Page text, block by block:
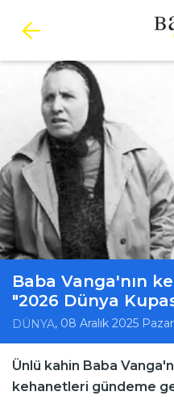
Baba Vanga'nın
"2026 Dünya
DÜNYA, 08 Aralık 2025
Ünlü kahin Baba
kehanetleri gündeme